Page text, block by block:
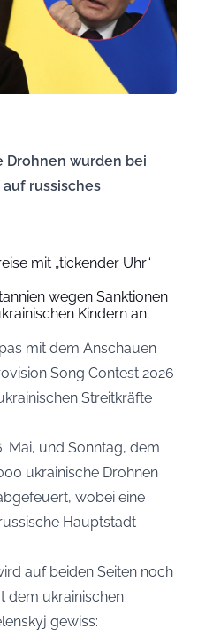
Drohnen wurden bei
russisches
mit „tickender Uhr“
wegen Sanktionen
Kindern an
mit dem Anschauen
Song Contest 2026
Streitkräfte
Mai, und Sonntag, dem
ukrainische Drohnen
wobei eine
Hauptstadt
auf beiden Seiten noch
dem ukrainischen
gewiss: